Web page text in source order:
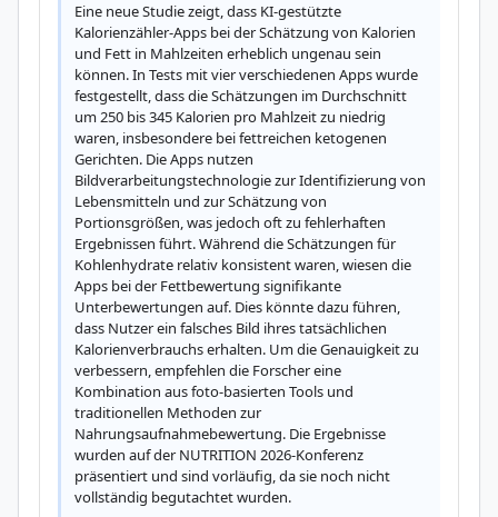
Eine neue Studie zeigt, dass KI-gestützte
Kalorienzähler-Apps bei der Schätzung von Kalorien
und Fett in Mahlzeiten erheblich ungenau sein
können. In Tests mit vier verschiedenen Apps wurde
festgestellt, dass die Schätzungen im Durchschnitt
um 250 bis 345 Kalorien pro Mahlzeit zu niedrig
waren, insbesondere bei fettreichen ketogenen
Gerichten. Die Apps nutzen
Bildverarbeitungstechnologie zur Identifizierung von
Lebensmitteln und zur Schätzung von
Portionsgrößen, was jedoch oft zu fehlerhaften
Ergebnissen führt. Während die Schätzungen für
Kohlenhydrate relativ konsistent waren, wiesen die
Apps bei der Fettbewertung signifikante
Unterbewertungen auf. Dies könnte dazu führen,
dass Nutzer ein falsches Bild ihres tatsächlichen
Kalorienverbrauchs erhalten. Um die Genauigkeit zu
verbessern, empfehlen die Forscher eine
Kombination aus foto-basierten Tools und
traditionellen Methoden zur
Nahrungsaufnahmebewertung. Die Ergebnisse
wurden auf der NUTRITION 2026-Konferenz
präsentiert und sind vorläufig, da sie noch nicht
vollständig begutachtet wurden.